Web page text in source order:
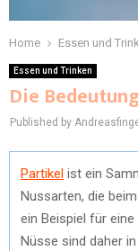
Home Essen und
Essen und Trinken
Die
Published by
Partikel ist ein
Nussarten, die
ein Beispiel für
Nüsse sind daher